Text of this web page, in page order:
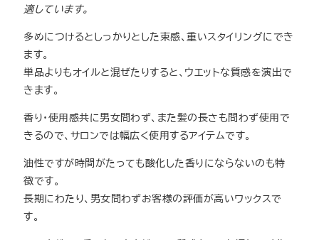
適しています。
多めにつけるとしっかりとした束感、重いスタイリングにでき
ます。
単品よりもオイルと混ぜたりすると、ウエットな質感を演出で
きます。
香り・使用感共に男女問わず、また髪の長さも問わず使用で
きるので、サロンでは幅広く使用するアイテムです。
油性ですが時間がたっても酸化した香りにならないのも特
徴です。
長期にわたり、男女問わずお客様の評価が高いワックスで
す。